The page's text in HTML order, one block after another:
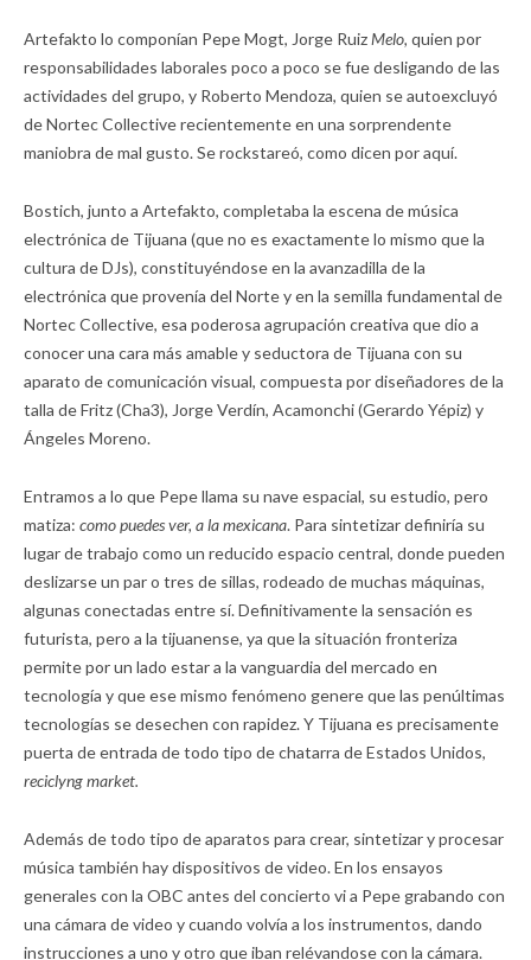
Artefakto lo componían Pepe Mogt, Jorge RuizMelo, quien por
responsabilidades laborales poco a poco se fue desligando de las
actividades del grupo, y Roberto Mendoza, quien se autoexcluyó
de Nortec Collective recientemente en una sorprendente
maniobra de mal gusto. Se rockstareó, como dicen por aquí.
Bostich, junto a Artefakto, completaba la escena de música
electrónica de Tijuana (que no es exactamente lo mismo que la
cultura de DJs), constituyéndose en la avanzadilla de la
electrónica que provenía del Norte y en la semilla fundamental de
Nortec Collective, esa poderosa agrupación creativa que dio a
conocer una cara más amable y seductora de Tijuana con su
aparato de comunicación visual, compuesta por diseñadores de la
talla de Fritz (Cha3), Jorge Verdín, Acamonchi (Gerardo Yépiz) y
Ángeles Moreno.
Entramos a lo que Pepe llama su nave espacial, su estudio, pero
matiza: como puedes ver, a la mexicana. Para sintetizar definiría su
lugar de trabajo como un reducido espacio central, donde pueden
deslizarse un par o tres de sillas, rodeado de muchas máquinas,
algunas conectadas entre sí. Definitivamente la sensación es
futurista, pero a la tijuanense, ya que la situación fronteriza
permite por un lado estar a la vanguardia del mercado en
tecnología y que ese mismo fenómeno genere que las penúltimas
tecnologías se desechen con rapidez. Y Tijuana es precisamente
puerta de entrada de todo tipo de chatarra de Estados Unidos,
reciclyng market.
Además de todo tipo de aparatos para crear, sintetizar y procesar
música también hay dispositivos de video. En los ensayos
generales con la OBC antes del concierto vi a Pepe grabando con
una cámara de video y cuando volvía a los instrumentos, dando
instrucciones a uno y otro que iban relévandose con la cámara.